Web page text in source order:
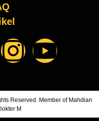
Reserved. Member of Mahdian
M